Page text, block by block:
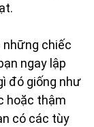
chiếc
ngay lập
đó giống như
hoặc thậm
có các tùy